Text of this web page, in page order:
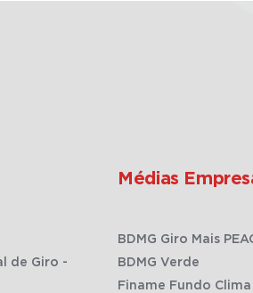
de Giro -
Médias
BDMG Giro Mais
BDMG Verde
Finame Fundo Clima